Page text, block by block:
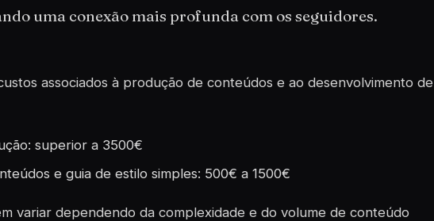
uma conexão mais profunda com os seguidores.
associados à produção de conteúdos e ao desenvolvimento de
superior a 3500€
e guia de estilo simples: 500€ a 1500€
variar dependendo da complexidade e do volume de conteúdo